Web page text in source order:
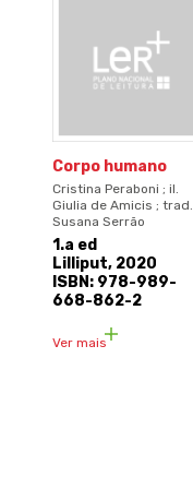
Corpo humano
Cristina Peraboni ; il.
Giulia de Amicis ; trad.
Susana Serrão
1.a ed
Lilliput, 2020
ISBN: 978-989-
668-862-2
Ver mais